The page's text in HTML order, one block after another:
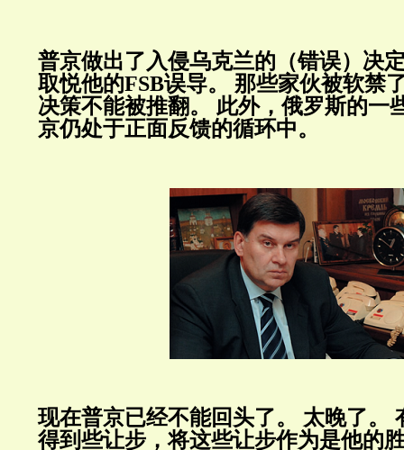
普京做出了入侵乌克兰的（错误）决
取悦他的FSB误导。
那些家伙被软禁
决策不能被推翻。
此外，俄罗斯的一
京仍处于正面反馈的循环中。
现在普京已经不能回头了。 太晚了。
得到些让步，将这些让步作为是他的